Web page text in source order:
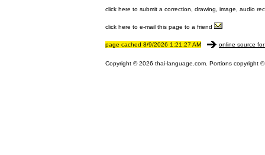
click here to submit a correction, drawing, image, audio
click here to e-mail this page to a friend
page cached 8/9/2026 1:21:27 AM online source
Copyright © 2026 thai-language.com. Portions copyright